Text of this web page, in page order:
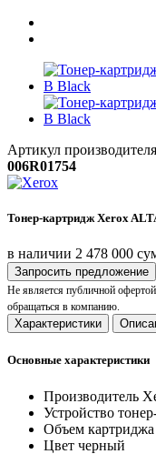
Артикул
006R01754
Тонер-картридж Xerox
в наличии 2 478 000
Запросить предложение
Не является публичной офертой
обращаться в компанию.
Характеристики
Основные характеристики
Производитель
Устройство
Объем картриджа
Цвет черный